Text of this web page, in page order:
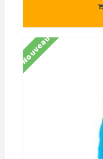
Nouveau